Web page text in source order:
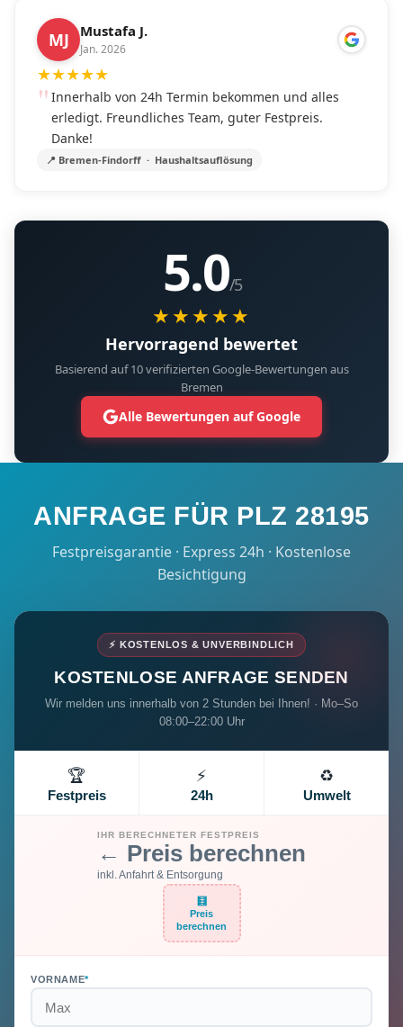
MJ Mustafa J.
Jan. 2026
★★★★★
Innerhalb von 24h Termin bekommen und alles
erledigt. Freundliches Team, guter Festpreis.
Danke!
📍 Bremen-Findorff · Haushaltsauflösung
5.0/5
★★★★★
Hervorragend bewertet
Basierend auf 10 verifizierten Google-Bewertungen aus
Bremen
Alle Bewertungen auf Google
ANFRAGE FÜR PLZ 28195
Festpreisgarantie · Express 24h · Kostenlose
Besichtigung
⚡ KOSTENLOS & UNVERBINDLICH
KOSTENLOSE ANFRAGE SENDEN
Wir melden uns innerhalb von 2 Stunden bei Ihnen! · Mo–So
08:00–22:00 Uhr
🏆
Festpreis
⚡
24h
♻️
Umwelt
IHR BERECHNETER FESTPREIS
← Preis berechnen
inkl. Anfahrt & Entsorgung
🧮
Preis
berechnen
VORNAME*